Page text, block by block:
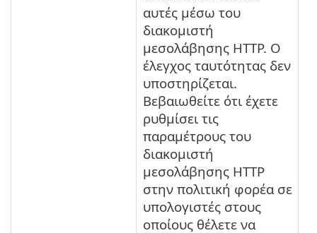
αυτές μέσω του
διακομιστή
μεσολάβησης HTTP. Ο
έλεγχος ταυτότητας δεν
υποστηρίζεται.
Βεβαιωθείτε ότι έχετε
ρυθμίσει τις
παραμέτρους του
διακομιστή
μεσολάβησης HTTP
στην πολιτική φορέα σε
υπολογιστές στους
οποίους θέλετε να